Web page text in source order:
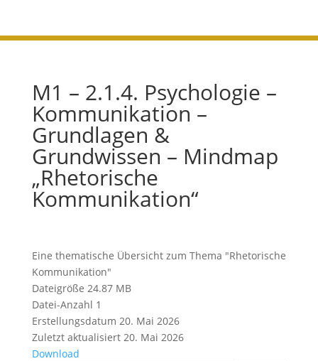
M1 – 2.1.4. Psychologie –
Kommunikation –
Grundlagen &
Grundwissen – Mindmap
„Rhetorische
Kommunikation“
Eine thematische Übersicht zum Thema "Rhetorische
Kommunikation"
Dateigröße 24.87 MB
Datei-Anzahl 1
Erstellungsdatum 20. Mai 2026
Zuletzt aktualisiert 20. Mai 2026
Download